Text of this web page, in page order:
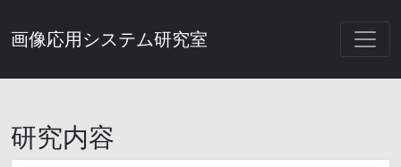
画像応用システム研究室
研究内容